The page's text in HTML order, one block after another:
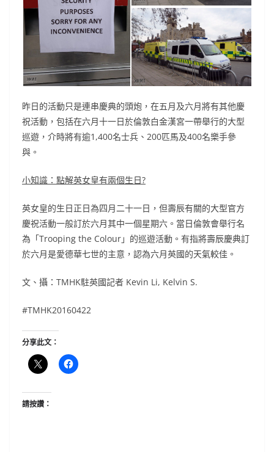
昨日的活動只是連串慶典的頭炮，在五月及六月將有其他慶
祝活動，包括在六月十一日於倫敦白金漢宮一帶舉行的大型
巡遊，介時將有逾1,400名士兵、200匹馬及400名樂手參
與。
小知識：點解英女皇有兩個生日?
英女皇的生日正日為四月二十一日，但壽辰有關的大型官方
慶祝活動一般訂於六月其中一個星期六。當日倫敦會舉行名
為「Trooping the Colour」的巡遊活動。有指將壽辰慶典訂
於六月是愛德華七世的主意，認為六月英國的天氣較佳。
文、攝： TMHK駐英國記者 Kevin Li, Kelvin S.
#‎TMHK20160422
分享此文：
請按讚：